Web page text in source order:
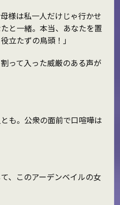
様は私一人だけじゃ行かせ
と一緒。本当、あなたを置
立たずの鳥頭！」
って入った威厳のある声が
も。公衆の面前で口喧嘩は
、このアーデンベイルの女